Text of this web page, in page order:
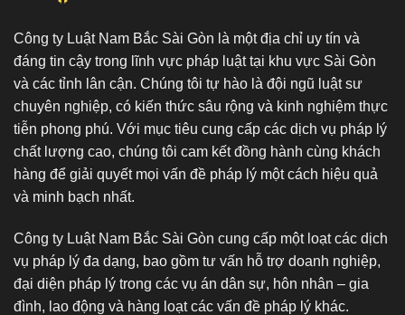
Công ty Luật Nam Bắc Sài Gòn là một địa chỉ uy tín và
đáng tin cậy trong lĩnh vực pháp luật tại khu vực Sài Gòn
và các tỉnh lân cận. Chúng tôi tự hào là đội ngũ luật sư
chuyên nghiệp, có kiến thức sâu rộng và kinh nghiệm thực
tiễn phong phú. Với mục tiêu cung cấp các dịch vụ pháp lý
chất lượng cao, chúng tôi cam kết đồng hành cùng khách
hàng để giải quyết mọi vấn đề pháp lý một cách hiệu quả
và minh bạch nhất.
Công ty Luật Nam Bắc Sài Gòn cung cấp một loạt các dịch
vụ pháp lý đa dạng, bao gồm tư vấn hỗ trợ doanh nghiệp,
đại diện pháp lý trong các vụ án dân sự, hôn nhân – gia
đình, lao động và hàng loạt các vấn đề pháp lý khác.